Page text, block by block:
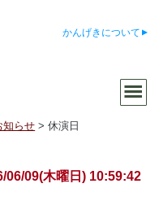
かんげきについて
知らせ >休演日
06/09(木曜日) 10:59:42